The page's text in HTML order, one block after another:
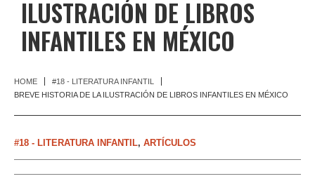
ILUSTRACIÓN DE LIBROS
INFANTILES EN MÉXICO
HOME
#18 - LITERATURA INFANTIL
BREVE HISTORIA DE LA ILUSTRACIÓN DE LIBROS INFANTILES EN MÉXICO
#18 - LITERATURA INFANTIL, ARTÍCULOS